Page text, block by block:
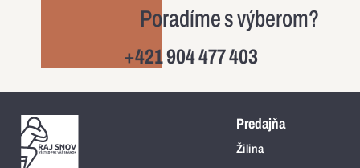
Poradíme s výberom?
+421 904 477 403
Predajňa
Žilina